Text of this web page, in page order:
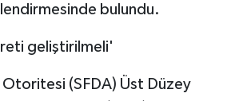
bulundu.
geliştirilmeli'
Otoritesi (SFDA) Üst Düzey